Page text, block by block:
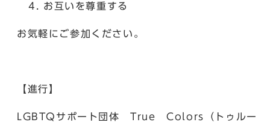
お互いを尊重する
お気軽にご参加ください。
【進行】
LGBTQサポート団体 True Colors（トゥルー